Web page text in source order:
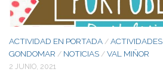
ACTIVIDAD EN PORTADA / ACTIVIDADES
GONDOMAR / NOTICIAS / VAL MIÑOR
2 JUNIO, 2021